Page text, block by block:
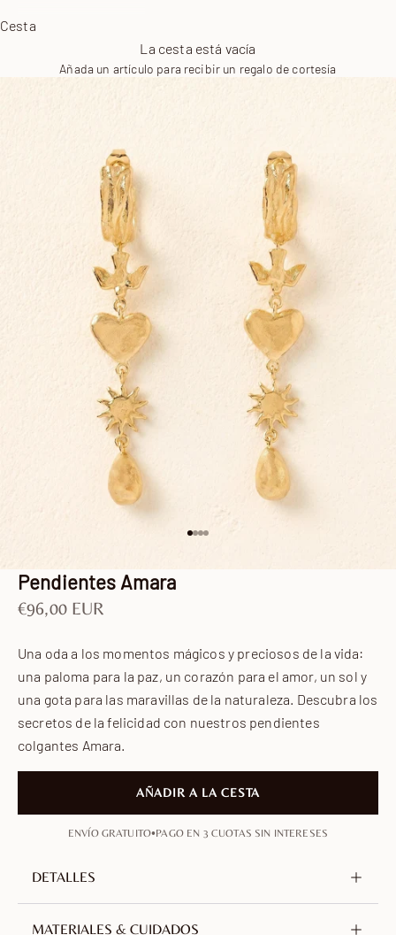
Cesta
La cesta está vacía
Añada un artículo para recibir un regalo de cortesía
Ir al artículo 1
Ir al artículo 2
Ir al artículo 3
Ir al artículo 4
Pendientes Amara
Precio de oferta
€96,00 EUR
Una oda a los momentos mágicos y preciosos de la vida:
una paloma para la paz, un corazón para el amor, un sol y
una gota para las maravillas de la naturaleza. Descubra los
secretos de la felicidad con nuestros pendientes
colgantes Amara.
AÑADIR A LA CESTA
ENVÍO GRATUITO•PAGO EN 3 CUOTAS SIN INTERESES
DETALLES
Metal
MATERIALES & CUIDADOS